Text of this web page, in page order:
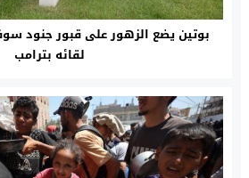
بوتين يضع الزهور على قبور جنود
لقائه بترامب